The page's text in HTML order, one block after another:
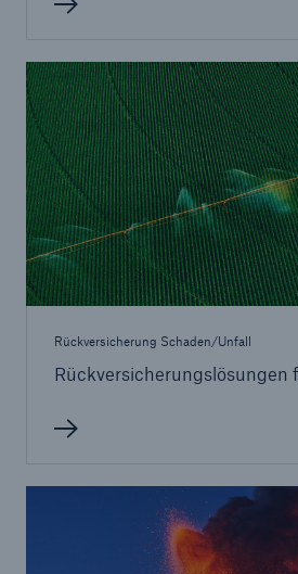
Rückversicherung Schaden/Unfall
Rückversicherungslösungen